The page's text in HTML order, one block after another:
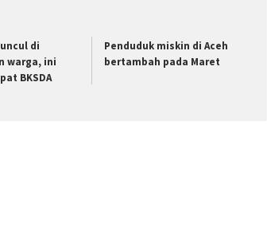
di
warga, ini
BKSDA
Penduduk miskin di Aceh
bertambah pada Maret